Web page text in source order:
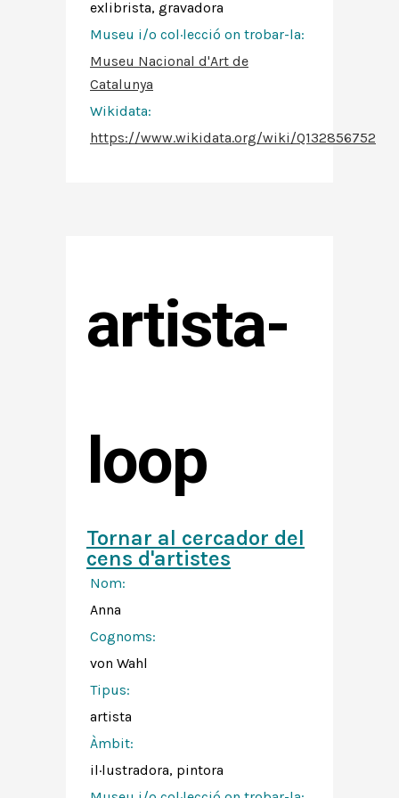
exlibrista, gravadora
Museu i/o col·lecció on trobar-la:
Museu Nacional d'Art de
Catalunya
Wikidata:
https://www.wikidata.org/wiki/Q132856752
artista-
loop
Tornar al cercador del
cens d'artistes
Nom:
Anna
Cognoms:
von Wahl
Tipus:
artista
Àmbit:
il·lustradora, pintora